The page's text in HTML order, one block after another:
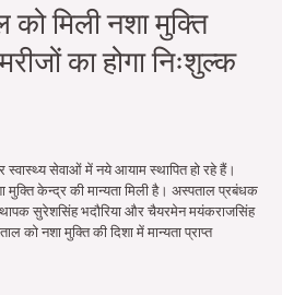
मिली नशा मुक्ति
का होगा निःशुल्क
सेवाओं में नये आयाम स्थापित हो रहे हैं।
मुक्ति केन्द्र की मान्यता मिली है। अस्पताल प्रबंधक
सुरेशसिंह भदौरिया और चैयरमेन मयंकराजसिंह
को नशा मुक्ति की दिशा में मान्यता प्राप्त